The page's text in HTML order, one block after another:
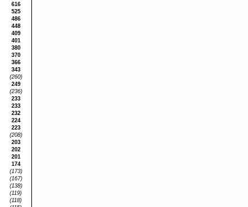
616
525
486
448
409
401
380
370
366
343
(260)
249
(236)
233
233
232
224
223
(208)
203
202
201
174
(173)
(167)
(138)
(119)
(118)